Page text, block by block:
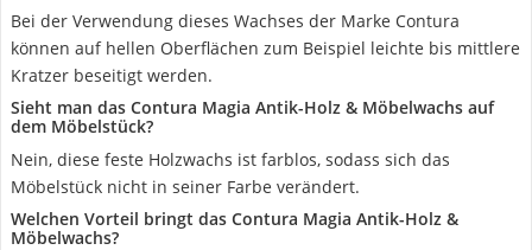
Bei der Verwendung dieses Wachses der Marke Contura
können auf hellen Oberflächen zum Beispiel leichte bis mittlere
Kratzer beseitigt werden.
Sieht man das Contura Magia Antik-Holz & Möbelwachs auf
dem Möbelstück?
Nein, diese feste Holzwachs ist farblos, sodass sich das
Möbelstück nicht in seiner Farbe verändert.
Welchen Vorteil bringt das Contura Magia Antik-Holz &
Möbelwachs?